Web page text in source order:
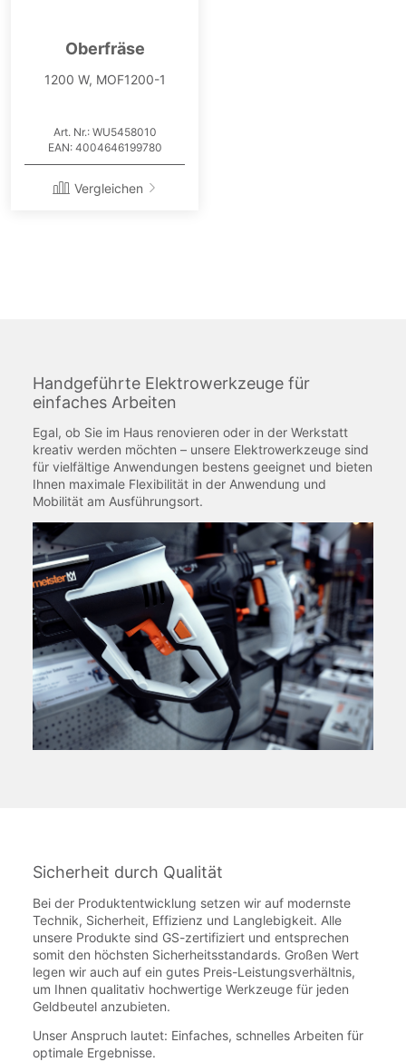
Oberfräse
1200 W, MOF1200-1
Art. Nr.: WU5458010
EAN: 4004646199780
Vergleichen
Handgeführte Elektrowerkzeuge für
einfaches Arbeiten
Egal, ob Sie im Haus renovieren oder in der Werkstatt
kreativ werden möchten – unsere Elektrowerkzeuge sind
für vielfältige Anwendungen bestens geeignet und bieten
Ihnen maximale Flexibilität in der Anwendung und
Mobilität am Ausführungsort.
Sicherheit durch Qualität
Bei der Produktentwicklung setzen wir auf modernste
Technik, Sicherheit, Effizienz und Langlebigkeit. Alle
unsere Produkte sind GS-zertifiziert und entsprechen
somit den höchsten Sicherheitsstandards. Großen Wert
legen wir auch auf ein gutes Preis-Leistungsverhältnis,
um Ihnen qualitativ hochwertige Werkzeuge für jeden
Geldbeutel anzubieten.
Unser Anspruch lautet: Einfaches, schnelles Arbeiten für
optimale Ergebnisse.